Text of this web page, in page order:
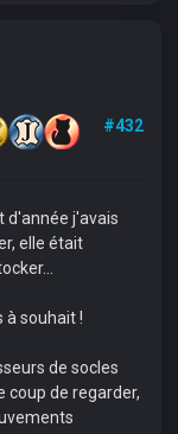
#432
d'année j'avais
elle était
à souhait !
de socles
de regarder,